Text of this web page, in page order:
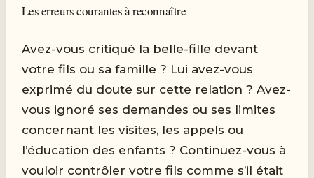
Les erreurs courantes à reconnaître
Avez-vous critiqué la belle-fille devant
votre fils ou sa famille ? Lui avez-vous
exprimé du doute sur cette relation ? Avez-
vous ignoré ses demandes ou ses limites
concernant les visites, les appels ou
l’éducation des enfants ? Continuez-vous à
vouloir contrôler votre fils comme s’il était